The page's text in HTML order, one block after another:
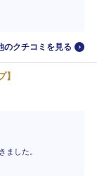
のクチコミを見る
ました。